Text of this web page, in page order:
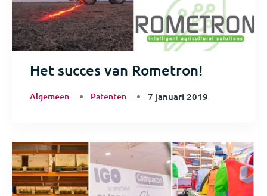
Het succes van Rometron!
Algemeen Patenten 7 januari 2019